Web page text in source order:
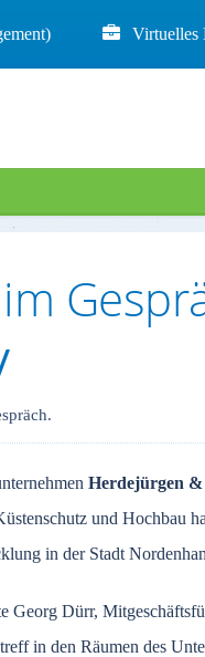
Virtuelles
Herdejürgen &
und Hochbau
in der Stadt
Georg Dürr,
in den Räumen des